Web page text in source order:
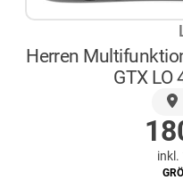
Herren
GTX LO
inkl.